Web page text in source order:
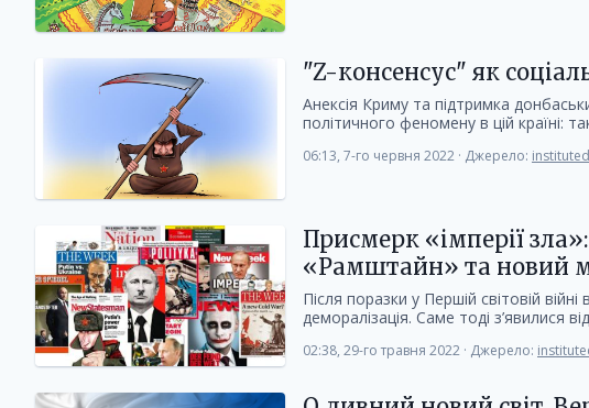
"Z-консенсус" як
Анексія Криму та підтримка
політичного феномену в цій країні:
06:13, 7-го червня 2022 · Джерело:
Присмерк «імперії
«Рамштайн» та новий
Після поразки у Першій світовій
деморалізація. Саме тоді з’явилися
02:38, 29-го травня 2022 · Джерело: